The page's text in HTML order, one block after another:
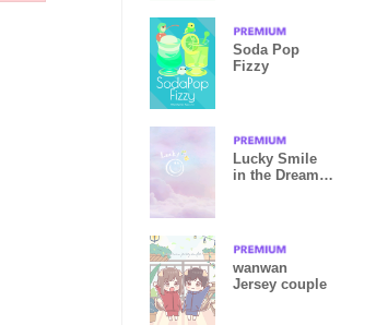
Soda Pop
Fizzy
Lucky Smile
in the Dream
wanwan
Jersey couple